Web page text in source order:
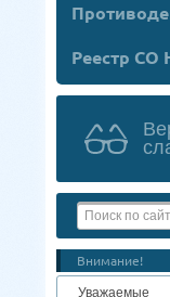
Реестр СО
Внимание!